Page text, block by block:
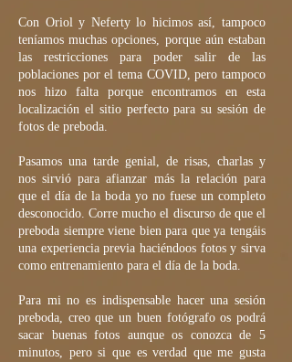
Con Oriol y Neferty lo hicimos así, tampoco
teníamos muchas opciones, porque aún estaban
las restricciones para poder salir de las
poblaciones por el tema COVID, pero tampoco
nos hizo falta porque encontramos en esta
localización el sitio perfecto para su sesión de
fotos de preboda.
Pasamos una tarde genial, de risas, charlas y
nos sirvió para afianzar más la relación para
que el día de la boda yo no fuese un completo
desconocido. Corre mucho el discurso de que el
preboda siempre viene bien para que ya tengáis
una experiencia previa haciéndoos fotos y sirva
como entrenamiento para el día de la boda.
Para mi no es indispensable hacer una sesión
preboda, creo que un buen fotógrafo os podrá
sacar buenas fotos aunque os conozca de 5
minutos, pero si que es verdad que me gusta